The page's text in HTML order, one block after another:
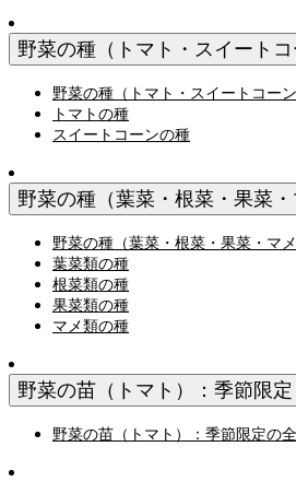
野菜の種（トマト・スイートコ
野菜の種（トマト・スイートコー
トマトの種
スイートコーンの種
野菜の種（葉菜・根菜・果菜・
野菜の種（葉菜・根菜・果菜・マ
葉菜類の種
根菜類の種
果菜類の種
マメ類の種
野菜の苗（トマト）：季節限定
野菜の苗（トマト）：季節限定の